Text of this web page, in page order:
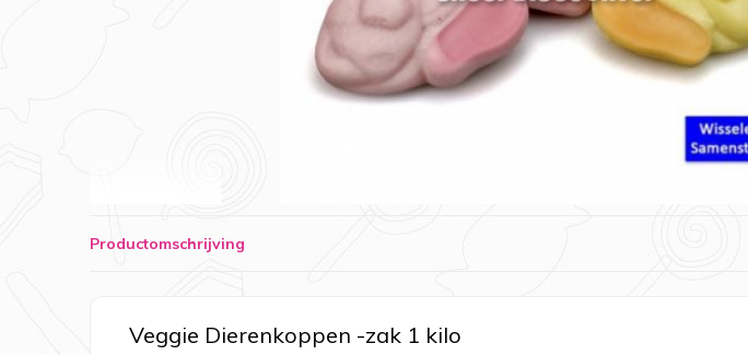
Productomschrijving
Veggie Dierenkoppen -zak 1 kilo